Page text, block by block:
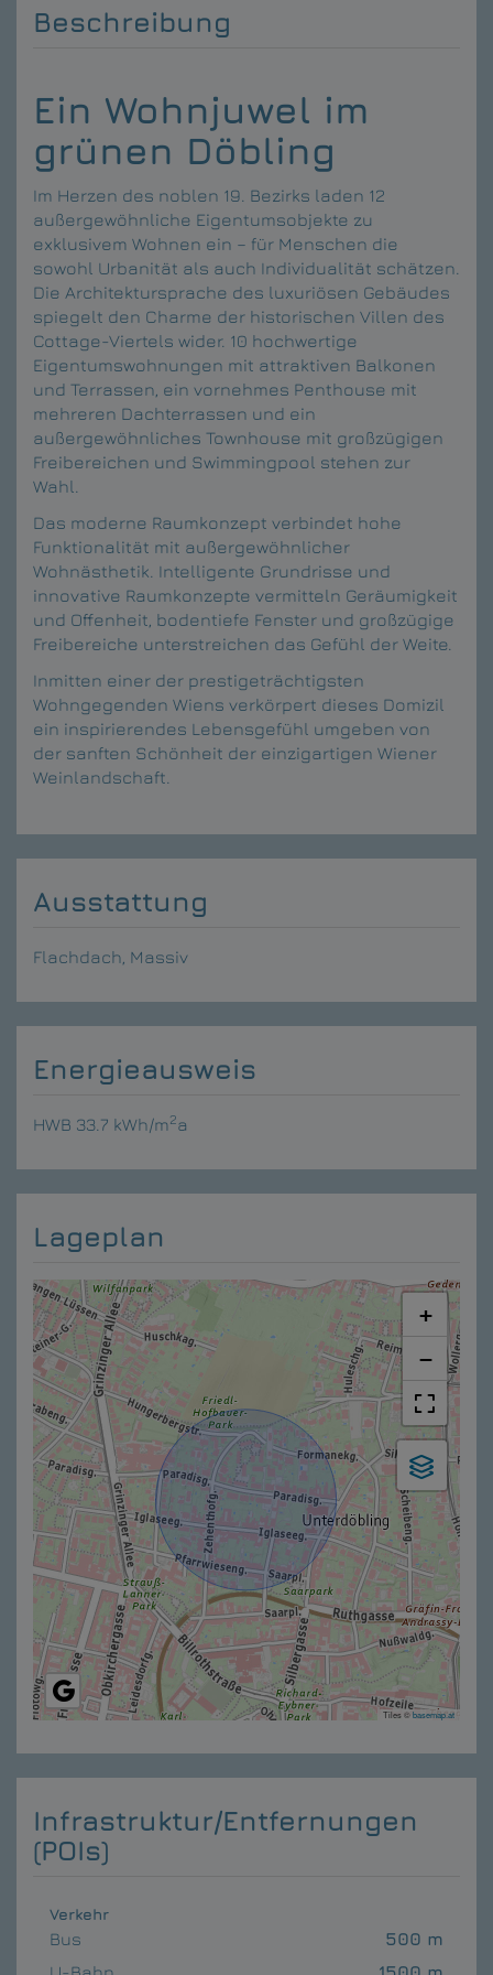
Beschreibung
Ein Wohnjuwel im
grünen Döbling
Im Herzen des noblen 19. Bezirks laden 12
außergewöhnliche Eigentumsobjekte zu
exklusivem Wohnen ein – für Menschen die
sowohl Urbanität als auch Individualität schätzen.
Die Architektursprache des luxuriösen Gebäudes
spiegelt den Charme der historischen Villen des
Cottage-Viertels wider. 10 hochwertige
Eigentumswohnungen mit attraktiven Balkonen
und Terrassen, ein vornehmes Penthouse mit
mehreren Dachterrassen und ein
außergewöhnliches Townhouse mit großzügigen
Freibereichen und Swimmingpool stehen zur
Wahl.
Das moderne Raumkonzept verbindet hohe
Funktionalität mit außergewöhnlicher
Wohnästhetik. Intelligente Grundrisse und
innovative Raumkonzepte vermitteln Geräumigkeit
und Offenheit, bodentiefe Fenster und großzügige
Freibereiche unterstreichen das Gefühl der Weite.
Inmitten einer der prestigeträchtigsten
Wohngegenden Wiens verkörpert dieses Domizil
ein inspirierendes Lebensgefühl umgeben von
der sanften Schönheit der einzigartigen Wiener
Weinlandschaft.
Ausstattung
Flachdach Massiv
Energieausweis
HWB 33.7 kWh/m2a
Lageplan
+
−
Tiles ©basemap.at
Infrastruktur/Entfernungen
(POIs)
Verkehr
Bus
500 m